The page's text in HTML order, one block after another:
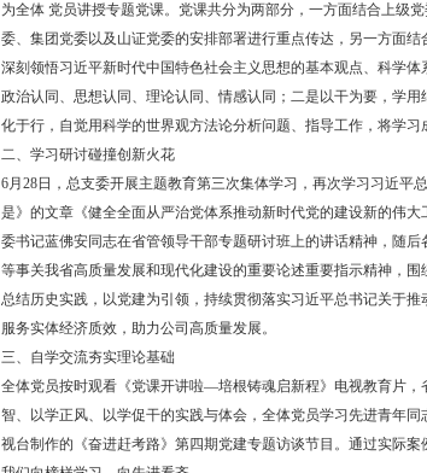
为全体 党员讲授专题党课。党课共分为两部分，一方面结合上级
委、集团党委以及山证党委的安排部署进行重点传达，另一方面
深刻领悟习近平新时代中国特色社会主义思想的基本观点、科学体
政治认同、思想认同、理论认同、情感认同；二是以干为要，学
化于行，自觉用科学的世界观方法论分析问题、指导工作，将学
二、学习研讨碰撞创新火花
6月 28日，总支委开展主题教育第三次集体学习，再次学习习近平
是》的文章《健全全面从严治党体系推动新时代党的建设新的伟
委书记蓝佛安同志在省管领导干部专题研讨班上的讲话精神，随
等事关我省高质量发展和现代化建设的重要论述重要指示精神，
总结历史实践，以党建为引领，持续贯彻落实习近平总书记关于
服务实体经济质效，助力公司高质量发展。
三、自学交流夯实理论基础
全体党员按时观看《党课开讲啦—培根铸魂启新程》电视教育片
智、以学正风、以学促干的实践与体会，全体党员学习先进青年
视台制作的《奋进赶考路》第四期党建专题访谈节目。通过实际